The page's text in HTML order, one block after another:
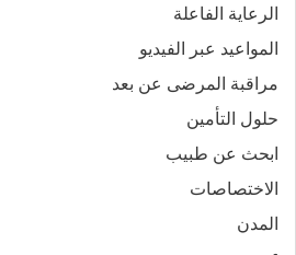
الرعاية الفاعلة
المواعيد عبر الفيديو
مراقبة المرضى عن بعد
حلول التأمين
ابحث عن طبيب
الاختصاصات
المدن